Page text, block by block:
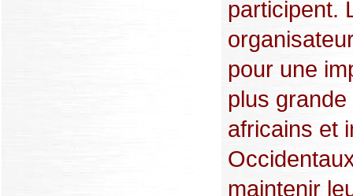
participent.
pour une
plus
africains et
maintenir